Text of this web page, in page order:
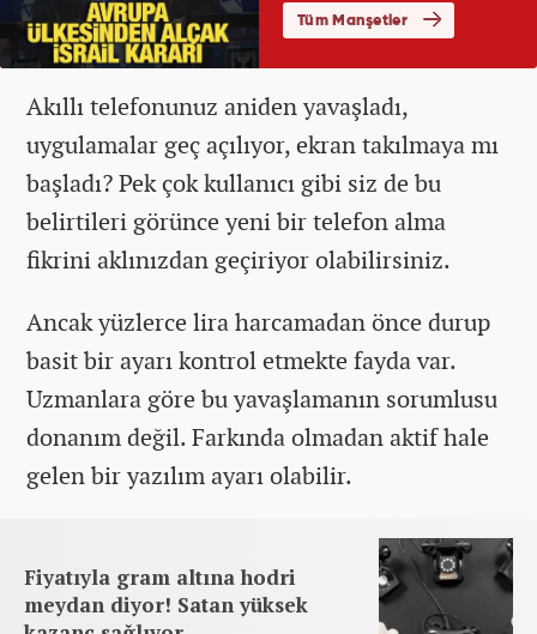
Akıllı telefonunuz aniden yavaşladı,
uygulamalar geç açılıyor, ekran takılmaya mı
başladı? Pek çok kullanıcı gibi siz de bu
belirtileri görünce yeni bir telefon alma
fikrini aklınızdan geçiriyor olabilirsiniz.
Ancak yüzlerce lira harcamadan önce durup
basit bir ayarı kontrol etmekte fayda var.
Uzmanlara göre bu yavaşlamanın sorumlusu
donanım değil. Farkında olmadan aktif hale
gelen bir yazılım ayarı olabilir.
Fiyatıyla gram altına hodri
meydan diyor! Satan yüksek